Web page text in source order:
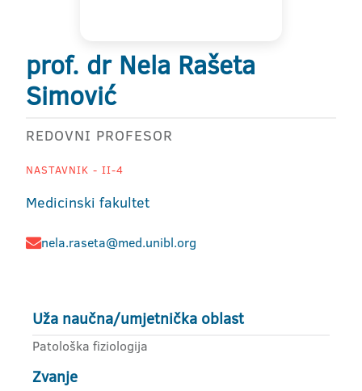
prof. dr Nela Rašeta
Simović
REDOVNI PROFESOR
NASTAVNIK - II-4
Medicinski fakultet
nela.raseta@med.unibl.org
Uža naučna/umjetnička oblast
Patološka fiziologija
Zvanje